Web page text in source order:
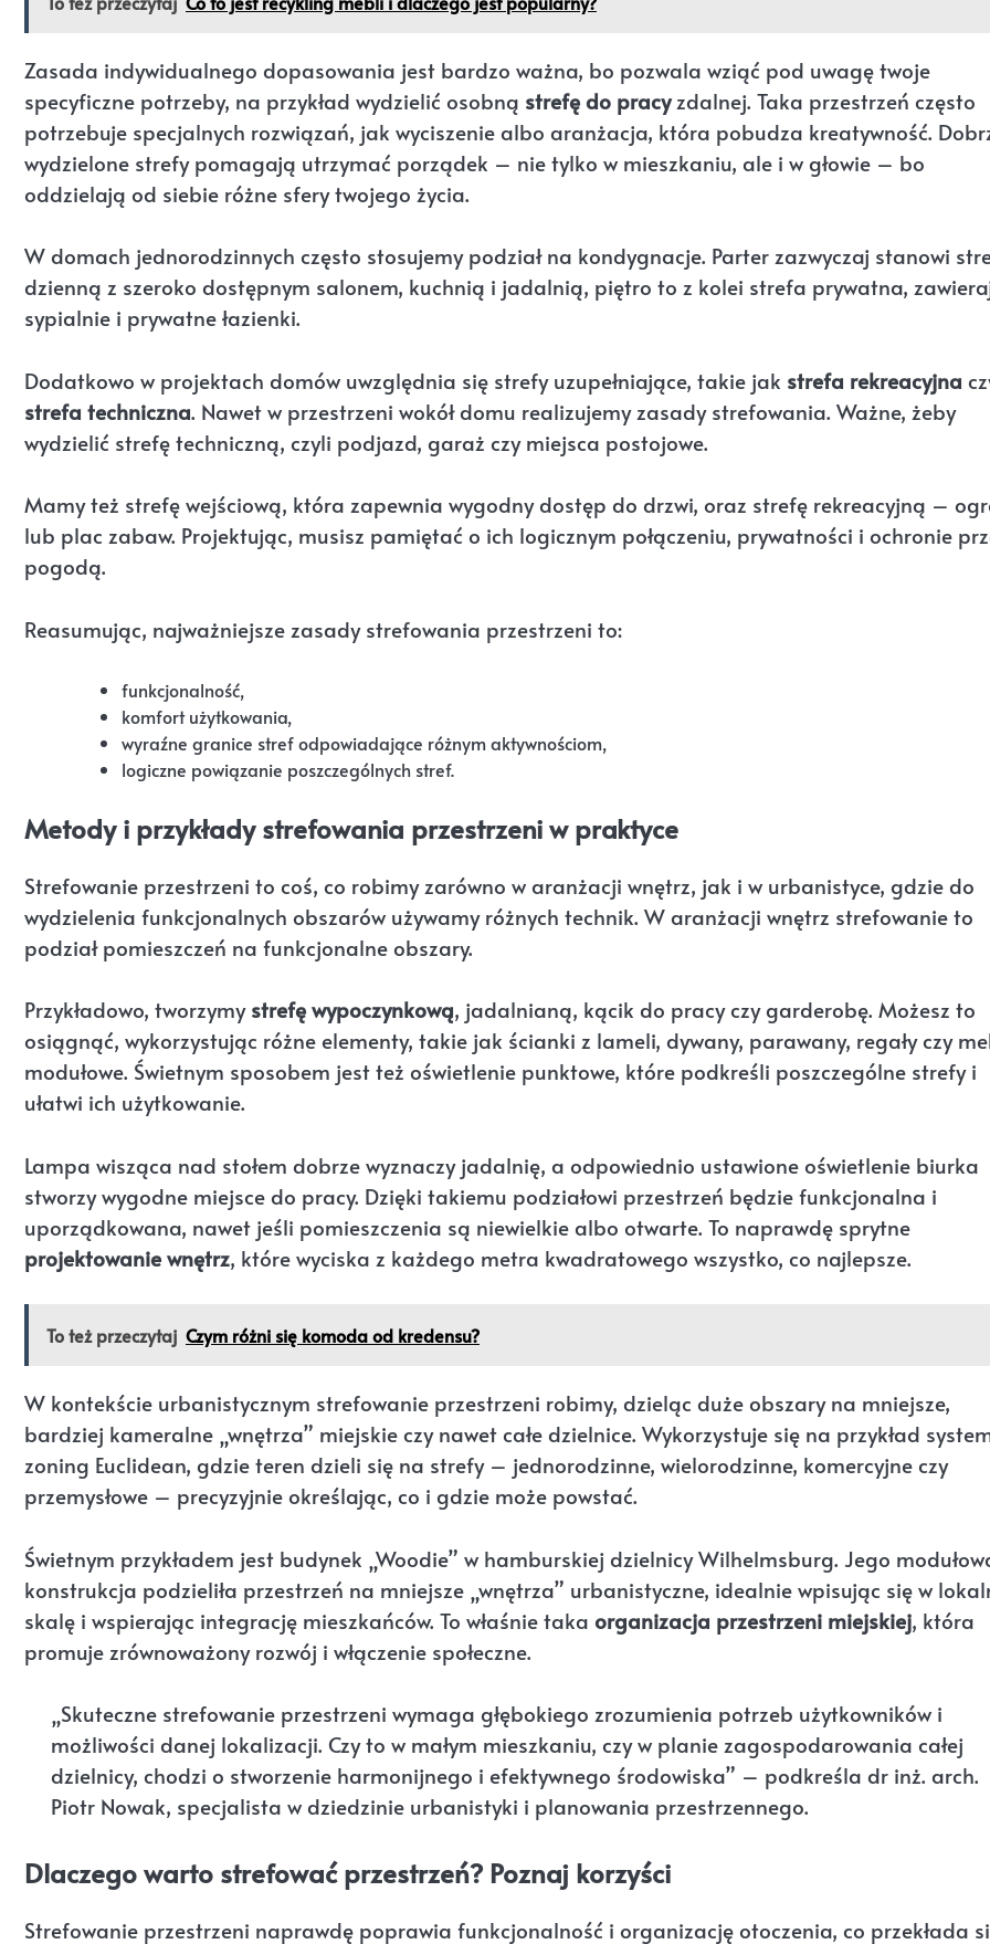
Zasada indywidualnego dopasowania jest bardzo ważna, bo pozwala wziąć pod uwagę twoje
specyficzne potrzeby, na przykład wydzielić osobną strefę do pracyzdalnej. Taka przestrzeń często
potrzebuje specjalnych rozwiązań, jak wyciszenie albo aranżacja, która pobudza kreatywność.
wydzielone strefy pomagają utrzymać porządek – nie tylko w mieszkaniu, ale i w głowie – bo
oddzielają od siebie różne sfery twojego życia.
W domach jednorodzinnych często stosujemy podział na kondygnacje. Parter zazwyczaj stanowi
dzienną z szeroko dostępnym salonem, kuchnią i jadalnią, piętro to z kolei strefa prywatna,
sypialnie i prywatne łazienki.
Dodatkowo w projektach domów uwzględnia się strefy uzupełniające, takie jak strefa rekreacyjna
strefa techniczna. Nawet w przestrzeni wokół domu realizujemy zasady strefowania. Ważne, żeby
wydzielić strefę techniczną, czyli podjazd, garaż czy miejsca postojowe.
Mamy też strefę wejściową, która zapewnia wygodny dostęp do drzwi, oraz strefę rekreacyjną –
lub plac zabaw. Projektując, musisz pamiętać o ich logicznym połączeniu, prywatności i ochronie
pogodą.
Reasumując, najważniejsze zasady strefowania przestrzeni to:
funkcjonalność,
komfort użytkowania,
wyraźne granice stref odpowiadające różnym aktywnościom,
logiczne powiązanie poszczególnych stref.
Metody i przykłady strefowania przestrzeni w praktyce
Strefowanie przestrzeni to coś, co robimy zarówno w aranżacji wnętrz, jak i w urbanistyce, gdzie do
wydzielenia funkcjonalnych obszarów używamy różnych technik. W aranżacji wnętrz strefowanie to
podział pomieszczeń na funkcjonalne obszary.
Przykładowo, tworzymystrefę wypoczynkową, jadalnianą, kącik do pracy czy garderobę. Możesz to
osiągnąć, wykorzystując różne elementy, takie jak ścianki z lameli, dywany, parawany, regały czy
modułowe. Świetnym sposobem jest też oświetlenie punktowe, które podkreśli poszczególne strefy i
ułatwi ich użytkowanie.
Lampa wisząca nad stołem dobrze wyznaczy jadalnię, a odpowiednio ustawione oświetlenie biurka
stworzy wygodne miejsce do pracy. Dzięki takiemu podziałowi przestrzeń będzie funkcjonalna i
uporządkowana, nawet jeśli pomieszczenia są niewielkie albo otwarte. To naprawdę sprytne
projektowanie wnętrz, które wyciska z każdego metra kwadratowego wszystko, co najlepsze.
To też przeczytaj Czym różni się komoda od kredensu?
W kontekście urbanistycznym strefowanie przestrzeni robimy, dzieląc duże obszary na mniejsze,
bardziej kameralne „wnętrza” miejskie czy nawet całe dzielnice. Wykorzystuje się na przykład
zoning Euclidean, gdzie teren dzieli się na strefy – jednorodzinne, wielorodzinne, komercyjne czy
przemysłowe – precyzyjnie określając, co i gdzie może powstać.
Świetnym przykładem jest budynek „Woodie” w hamburskiej dzielnicy Wilhelmsburg. Jego
konstrukcja podzieliła przestrzeń na mniejsze „wnętrza” urbanistyczne, idealnie wpisując się w
skalę i wspierając integrację mieszkańców. To właśnie taka organizacja przestrzeni miejskiej, która
promuje zrównoważony rozwój i włączenie społeczne.
„Skuteczne strefowanie przestrzeni wymaga głębokiego zrozumienia potrzeb użytkowników i
możliwości danej lokalizacji. Czy to w małym mieszkaniu, czy w planie zagospodarowania całej
dzielnicy, chodzi o stworzenie harmonijnego i efektywnego środowiska” – podkreśla dr inż. arch.
Piotr Nowak, specjalista w dziedzinie urbanistyki i planowania przestrzennego.
Dlaczego warto strefować przestrzeń? Poznaj korzyści
Strefowanie przestrzeni naprawdę poprawia funkcjonalność i organizację otoczenia, co przekłada